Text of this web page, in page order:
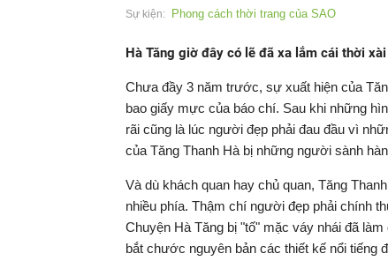
Sự kiện: Phong cách thời trang của SAO
Hà Tăng giờ đây có lẽ đã xa lắm cái thời
Chưa đầy 3 năm trước, sự xuất hiện của
bao giấy mực của báo chí. Sau khi những
rãi cũng là lúc người đẹp phải đau đầu vì
của Tăng Thanh Hà bị những người sành
Và dù khách quan hay chủ quan, Tăng
nhiều phía. Thậm chí người đẹp phải chính
Chuyện Hà Tăng bị "tố" mặc váy nhái đã
bắt chước nguyên bản các thiết kế nổi tiếng